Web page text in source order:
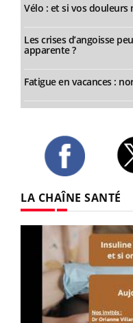
Vélo : et si vos douleurs
Les crises d’angoisse
apparente ?
Fatigue en vacances :
LA CHAÎNE SANTÉ